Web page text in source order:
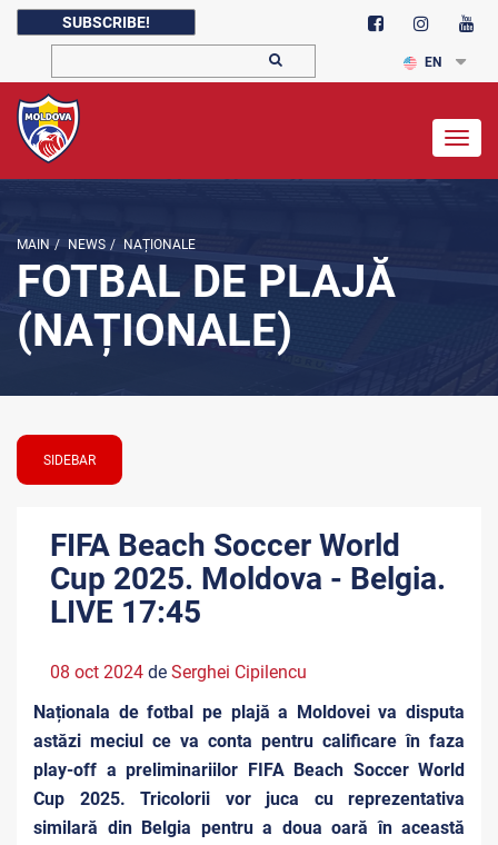
SUBSCRIBE!
EN
MAIN / NEWS / NAȚIONALE
FOTBAL DE PLAJĂ
(NAȚIONALE)
SIDEBAR
FIFA Beach Soccer World
Cup 2025. Moldova - Belgia.
LIVE 17:45
08 oct 2024 de Serghei Cipilencu
Naționala de fotbal pe plajă a Moldovei va disputa
astăzi meciul ce va conta pentru calificare în faza
play-off a preliminariilor FIFA Beach Soccer World
Cup 2025. Tricolorii vor juca cu reprezentativa
similară din Belgia pentru a doua oară în această